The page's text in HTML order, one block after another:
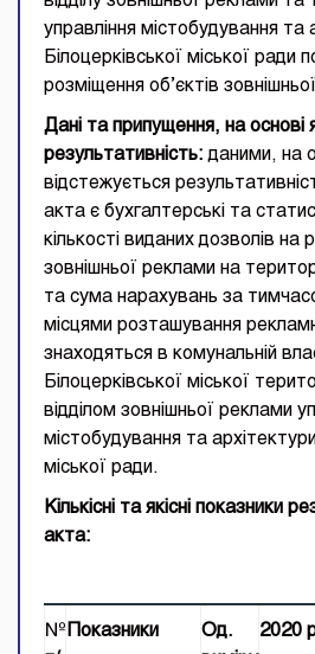
управління містобудування та
Білоцерківської міської ради
розміщення об’єктів
Дані та припущення, на основі
результативність:даними, на
відстежується
акта є бухгалтерські та
кількості виданих дозволів на
зовнішньої реклами на
та сума нарахувань за
місцями розташування
знаходяться в комунальній
Білоцерківської міської
відділом зовнішньої реклами
містобудування та архітектури
міської ради.
Кількісні та якісні показники
акта:
№ Показники
Од.
2020